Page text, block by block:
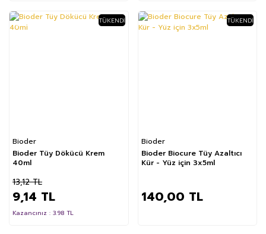
%30 TÜKENDI
Bioder
Bioder Tüy Dökücü Krem
40ml
9,14 TL
13,12 TL
Kazancınız : 3.98 TL
TÜKENDI
Bioder
Bioder Biocure Tüy Azaltıcı
Kür - Yüz için 3x5ml
140,00 TL